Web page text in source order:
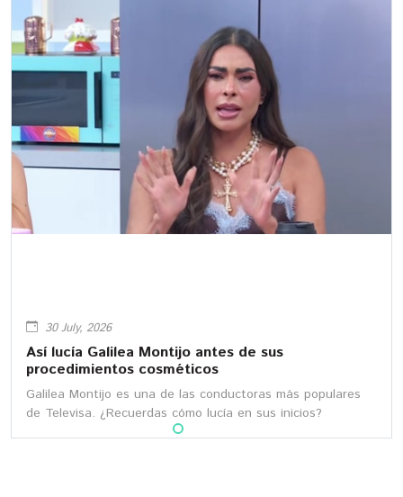
30 July, 2026
Así lucía Galilea Montijo antes de sus
procedimientos cosméticos
Galilea Montijo es una de las conductoras más populares
de Televisa. ¿Recuerdas cómo lucía en sus inicios?